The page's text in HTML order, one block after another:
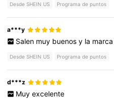
Desde SHEIN US Programa de puntos
a***y
Salen muy buenos y la marca
Desde SHEIN US Programa de puntos
d***z
Muy excelente